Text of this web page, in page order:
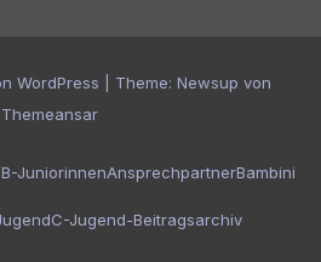
WordPress Theme: Newsup von
Themeansar
JuniorinnenAnsprechpartnerBambini
C-Jugend-Beitragsarchiv